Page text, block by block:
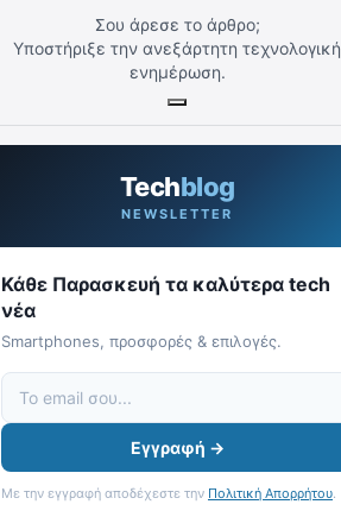
Σου άρεσε το άρθρο;
Υποστήριξε την ανεξάρτητη τεχνολογική
ενημέρωση.
Techblog
NEWSLETTER
Κάθε Παρασκευή τα καλύτερα tech
νέα
Smartphones, προσφορές & επιλογές.
Εγγραφή →
Με την εγγραφή αποδέχεστε την Πολιτική Απορρήτου.